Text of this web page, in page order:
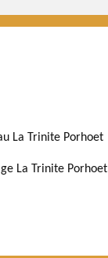
La Trinite Porhoet
La Trinite Porhoet